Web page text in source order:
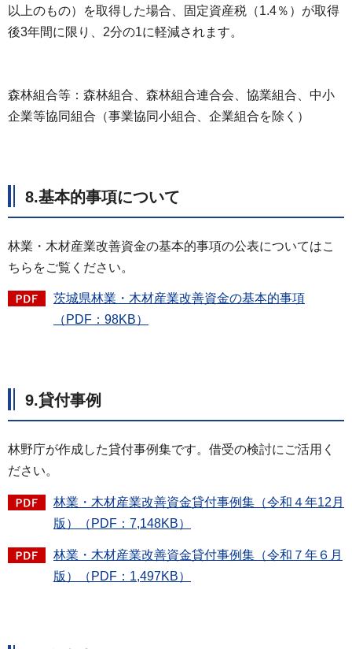
以上のもの）を取得した場合、固定資産税（1.4％）が取得
後3年間に限り、2分の1に軽減されます。
森林組合等：森林組合、森林組合連合会、協業組合、中小
企業等協同組合（事業協同小組合、企業組合を除く）
8.基本的事項について
林業・木材産業改善資金の基本的事項の公表についてはこ
ちらをご覧ください。
茨城県林業・木材産業改善資金の基本的事項
（PDF：98KB）
9.貸付事例
林野庁が作成した貸付事例集です。借受の検討にご活用く
ださい。
林業・木材産業改善資金貸付事例集（令和４年12月
版）（PDF：7,148KB）
林業・木材産業改善資金貸付事例集（令和７年６月
版）（PDF：1,497KB）